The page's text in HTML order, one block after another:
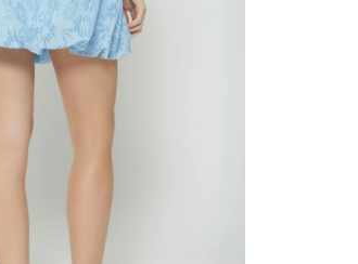
Otros:
En